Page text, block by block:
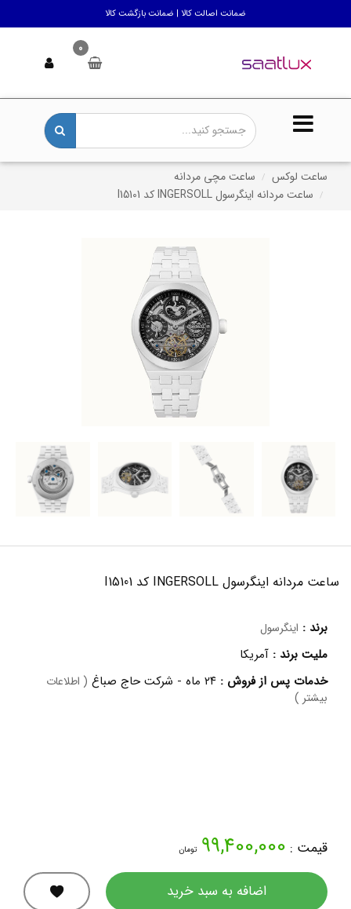
ضمانت اصالت کالا | ضمانت بازگشت کالا
0
ساعت لوکس
ساعت مچی مردانه
ساعت مردانه اینگرسول INGERSOLL کد I15101
ساعت مردانه اینگرسول INGERSOLL کد I15101
برند : اینگرسول
ملیت برند : آمریکا
خدمات پس از فروش : ۲۴ ماه - شرکت حاج صباغ ( اطلاعات
بیشتر )
قیمت : 99,400,000 تومان
اضافه به سبد خرید